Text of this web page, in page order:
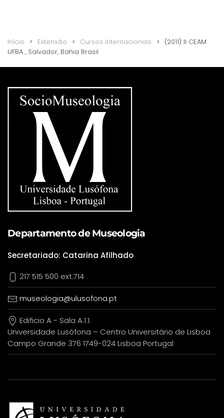
Início Extensão Cursos internacionais
(2011) II CEAM
UFBA , Salvador, Bahia Brasil
Departamento de Museologia
Secretariado: Catarina Afilhado
217 515 500 ext:714
museologia@ulusofona.pt
Edificio A - Sala A.1.1.
Universidade Lusófona – Centro Universitário de Lisboa
Campo Grande 376 1749-024 Lisboa Portugal